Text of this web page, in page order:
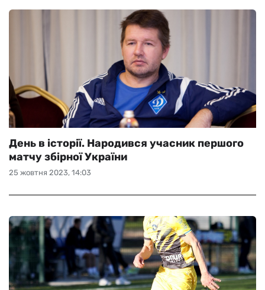
25 жовтня 2023, 14:03
День в історії. Народився учасник першого
матчу збірної України